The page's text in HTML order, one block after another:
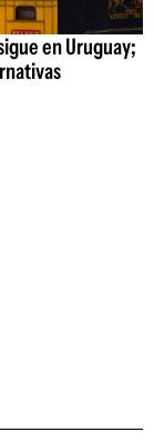
en Uruguay;